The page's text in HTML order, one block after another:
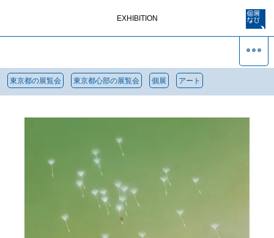
EXHIBITION
東京都の展覧会 東京都心部の展覧会 個展 アート